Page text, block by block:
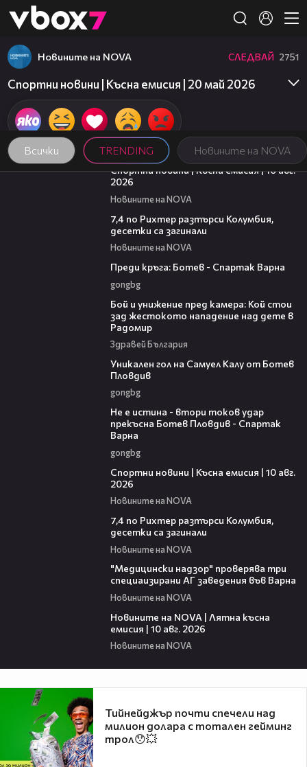
👾
Всички TRENDING Новините на NOVA
Новините на NOVA СЛЕДВАЙ 2751
Спортни новини | Късна емисия | 20 май 2026
06:20
Спортни новини | Късна емисия | 10 авг.
2026
Новините на NOVA
7,4 по Рихтер разтърси Колумбия,
десетки са загинали
Новините на NOVA
Преди кръга: Ботев - Спартак Варна
gongbg
Бой и унижение пред камера: Кой стои
зад жестокото нападение над дете в
Радомир
Здравей България
Уникален гол на Самуел Калу от Ботев
Пловдив
gongbg
Не е истина - втори токов удар
прекъсна Ботев Пловдив - Спартак
Варна
gongbg
Спортни новини | Късна емисия | 10 авг.
2026
Новините на NOVA
7,4 по Рихтер разтърси Колумбия,
десетки са загинали
Новините на NOVA
"Медицински надзор" проверява три
специаизирани АГ заведения във Варнa
Новините на NOVA
Новините на NOVA | Лятна късна
емисия | 10 авг. 2026
Новините на NOVA
Тийнейджър почти спечели над
милион долара с тотален гейминг
трол😯💥